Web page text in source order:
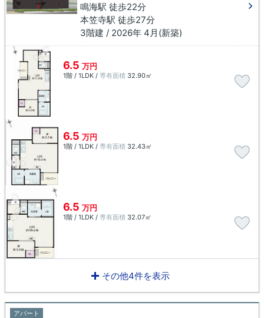
鳴海駅 徒歩22分
本笠寺駅 徒歩27分
3階建 / 2026年 4月(新築)
6.5 万円
1階 / 1LDK / 専有面積 32.90㎡
6.5 万円
1階 / 1LDK / 専有面積 32.43㎡
6.5 万円
1階 / 1LDK / 専有面積 32.07㎡
その他4件を表示
アパート